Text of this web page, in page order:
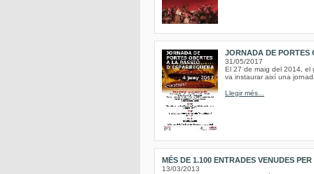
JORNADA DE PORTES
31/05/2017
El 27 de maig del 2014, el
va instaurar així una
Llegir més...
MÉS DE 1.100 ENTRADES VENUDES
13/03/2013